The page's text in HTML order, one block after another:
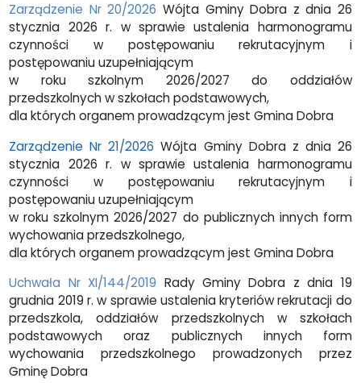
Zarządzenie Nr 20/2026 Wójta Gminy Dobra z dnia 26
stycznia 2026 r. w sprawie ustalenia harmonogramu
czynności w postępowaniu rekrutacyjnym i
postępowaniu uzupełniającym
w roku szkolnym 2026/2027 do oddziałów
przedszkolnych w szkołach podstawowych,
dla których organem prowadzącym jest Gmina Dobra
Zarządzenie Nr 21/2026 Wójta Gminy Dobra z dnia 26
stycznia 2026 r. w sprawie ustalenia harmonogramu
czynności w postępowaniu rekrutacyjnym i
postępowaniu uzupełniającym
w roku szkolnym 2026/2027 do publicznych innych form
wychowania przedszkolnego,
dla których organem prowadzącym jest Gmina Dobra
Uchwała Nr XI/144/2019 Rady Gminy Dobra z dnia 19
grudnia 2019 r. w sprawie ustalenia kryteriów rekrutacji do
przedszkola, oddziałów przedszkolnych w szkołach
podstawowych oraz publicznych innych form
wychowania przedszkolnego prowadzonych przez
Gminę Dobra